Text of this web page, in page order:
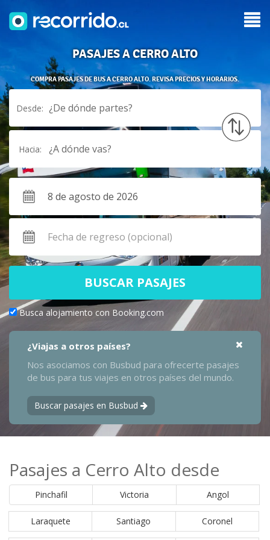
PASAJES A CERRO ALTO
COMPRA PASAJES DE BUS A CERRO ALTO. REVISA PRECIOS Y HORARIOS.
Desde: ¿De dónde partes?
Hacia: ¿A dónde vas?
BUSCAR PASAJES
Busca alojamiento con Booking.com
¿Viajas a otros países?
Nos asociamos con Busbud para ofrecerte pasajes
de bus para tus viajes en otros países del mundo.
Buscar pasajes en Busbud
Pasajes a Cerro Alto desde
Pinchafil Victoria Angol
Laraquete Santiago Coronel